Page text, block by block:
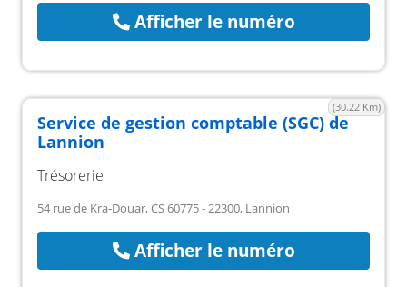
Afficher le numéro
(30.22 Km)
Service de gestion comptable (SGC) de
Lannion
Trésorerie
54 rue de Kra-Douar, CS 60775 - 22300, Lannion
Afficher le numéro